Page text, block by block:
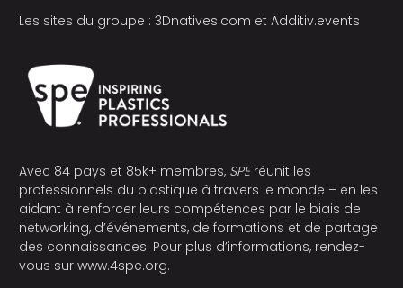
Les sites du groupe : 3Dnatives.com et Additiv.events
Avec 84 pays et 85k+ membres, SPEréunit les
professionnels du plastique à travers le monde – en les
aidant à renforcer leurs compétences par le biais de
networking, d’événements, de formations et de partage
des connaissances. Pour plus d’informations, rendez-
vous sur www.4spe.org.